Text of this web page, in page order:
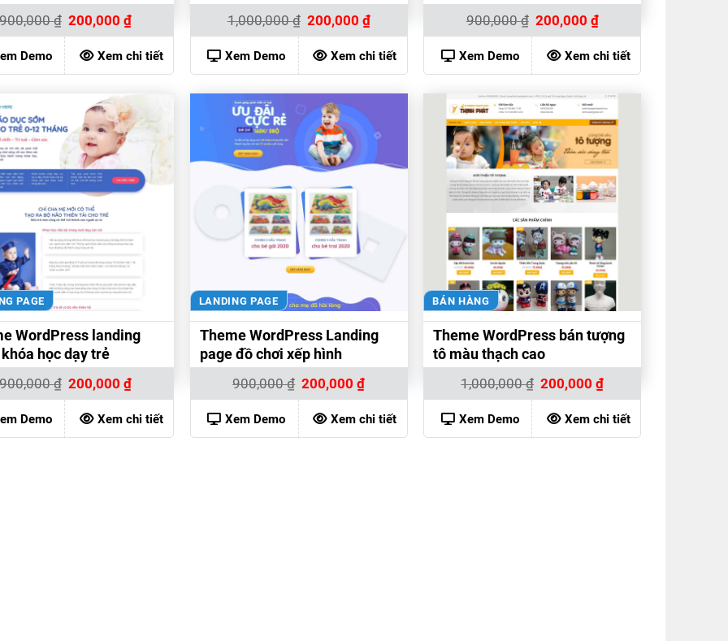
₫ Giá
gốc
là:
900,000 ₫.
200,000 ₫Giá
hiện
tại
là:
200,000 ₫.
Demo Xem chi tiết
1,000,000₫ Giá
gốc
là:
1,000,000 ₫.
200,000 ₫Giá
hiện
tại
là:
200,000 ₫.
Xem Demo Xem chi tiết
900,000₫ Giá
gốc
là:
900,000 ₫.
200,000 ₫Giá
hiện
tại
là:
200,000 ₫.
Xem Demo Xem chi tiết
PAGE
WordPress landing
học dạy trẻ
₫ Giá
gốc
là:
900,000 ₫.
200,000 ₫Giá
hiện
tại
là:
200,000 ₫.
Demo Xem chi tiết
LANDING PAGE
Theme WordPress Landing
page đồ chơi xếp hình
900,000₫ Giá
gốc
là:
900,000 ₫.
200,000₫Giá
tại
là:
200,000 ₫.
Xem Demo Xem chi tiết
BÁN HÀNG
Theme WordPress bán tượng
tô màu thạch cao
1,000,000₫ Giá
gốc
là:
1,000,000 ₫.
200,000₫Giá
tại
là:
200,000 ₫.
Xem Demo Xem chi tiết